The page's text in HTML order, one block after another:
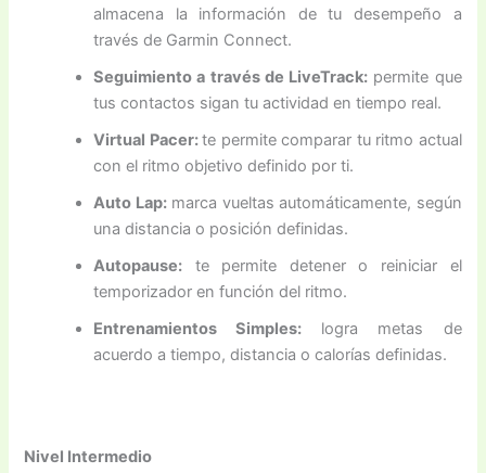
almacena la información de tu desempeño a
través de Garmin Connect.
Seguimiento a través de LiveTrack: permite que
tus contactos sigan tu actividad en tiempo real.
Virtual Pacer:te permite comparar tu ritmo actual
con el ritmo objetivo definido por ti.
Auto Lap:marca vueltas automáticamente, según
una distancia o posición definidas.
Autopause: te permite detener o reiniciar el
temporizador en función del ritmo.
Entrenamientos Simples: logra metas de
acuerdo a tiempo, distancia o calorías definidas.
Nivel Intermedio